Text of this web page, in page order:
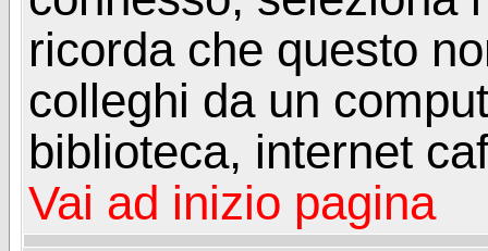
ricorda che questo
colleghi da un
biblioteca, internet
Vai ad inizio pagina